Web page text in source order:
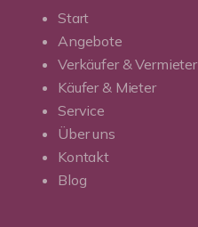
Start
Angebote
Verkäufer & Vermieter
Käufer & Mieter
Service
Über uns
Kontakt
Blog